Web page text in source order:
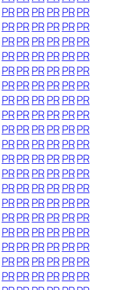
PRPRPRPR PRPR
PRPRPRPR PRPR
PRPRPRPR PRPR
PRPRPRPR PRPR
PRPRPRPR PRPR
PRPRPRPR PRPR
PRPRPRPR PRPR
PRPRPRPR PRPR
PRPRPRPR PRPR
PRPRPRPR PRPR
PRPRPRPR PRPR
PRPRPRPR PRPR
PRPRPRPR PRPR
PRPRPRPR PRPR
PRPRPRPR PRPR
PRPRPRPR PRPR
PRPRPRPR PRPR
PRPRPRPR PRPR
PRPRPRPR PRPR